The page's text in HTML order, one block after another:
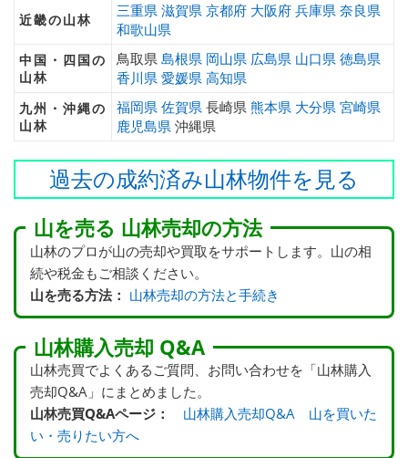
近畿の山林
三重県 滋賀県 京都府 大阪府 兵庫県 奈良県
和歌山県
中国・四国の
山林
鳥取県 島根県 岡山県 広島県 山口県 徳島県
香川県 愛媛県 高知県
九州・沖縄の
山林
福岡県 佐賀県 長崎県 熊本県 大分県 宮崎県
鹿児島県 沖縄県
過去の成約済み山林物件を見る
山を売る 山林売却の方法
山林のプロが山の売却や買取をサポートします。山の相
続や税金もご相談ください。
山を売る方法： 山林売却の方法と手続き
山林購入売却 Q&A
山林売買でよくあるご質問、お問い合わせを「山林購入
売却Q&A」にまとめました。
山林売買Q&Aページ：
山林購入売却Q&A 山を買いた
い・売りたい方へ